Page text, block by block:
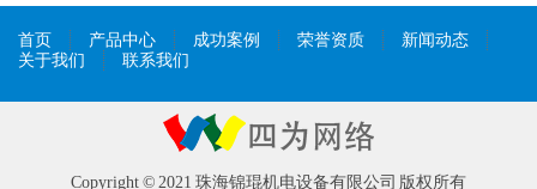
首页 产品中心 成功案例 荣誉资质
新闻动态
关于我们
联系我们
Copyright © 2021 珠海锦琨机电设备有限公司 版权所有